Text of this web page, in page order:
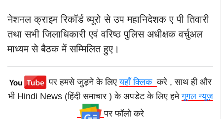
नेशनल क्राइम रिकॉर्ड ब्यूरो से उप महानिदेशक ए पी तिवारी
तथा सभी जिलाधिकारी एवं वरिष्ठ पुलिस अधीक्षक वर्चुअल
माध्यम से बैठक में सम्मिलित हुए।
पर हमसे जुड़ने के लिएयहाँ क्लिककरे , साथ ही और
भी Hindi News (हिंदी समाचार ) के अपडेट के लिए हमेगूगल न्यूज़
पर फॉलो करे